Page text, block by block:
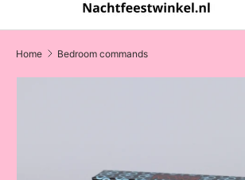
Zoeken
Home Bedroom commands